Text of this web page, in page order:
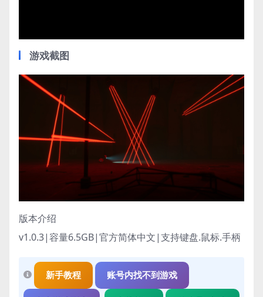
游戏截图
版本介绍
v1.0.3|容量6.5GB|官方简体中文|支持键盘.鼠标.手柄
新手教程 账号内找不到游戏